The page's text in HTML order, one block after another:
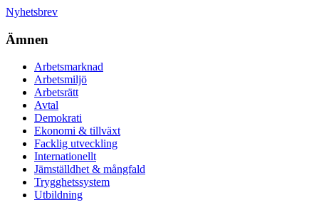
Nyhetsbrev
Ämnen
Arbetsmarknad
Arbetsmiljö
Arbetsrätt
Avtal
Demokrati
Ekonomi & tillväxt
Facklig utveckling
Internationellt
Jämställdhet & mångfald
Trygghetssystem
Utbildning